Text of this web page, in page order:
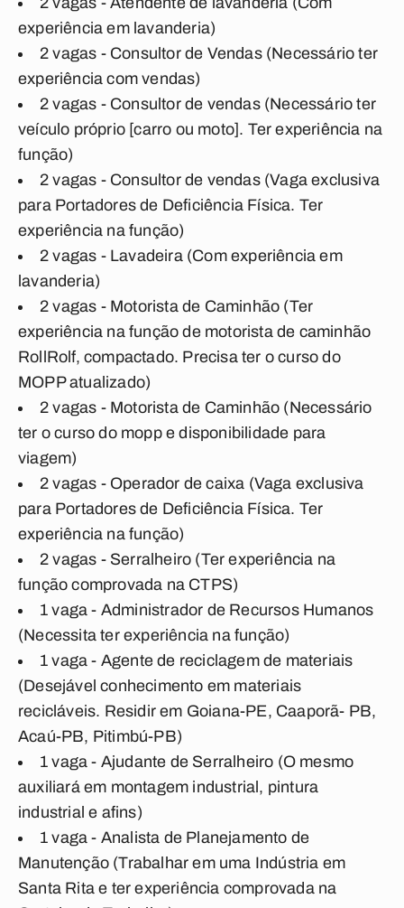
experiência em lavanderia)
2 vagas - Consultor de Vendas (Necessário ter
experiência com vendas)
2 vagas - Consultor de vendas (Necessário ter
veículo próprio [carro ou moto]. Ter experiência na
função)
2 vagas - Consultor de vendas (Vaga exclusiva
para Portadores de Deficiência Física. Ter
experiência na função)
2 vagas - Lavadeira (Com experiência em
lavanderia)
2 vagas - Motorista de Caminhão (Ter
experiência na função de motorista de caminhão
RollRolf, compactado. Precisa ter o curso do
MOPP atualizado)
2 vagas - Motorista de Caminhão (Necessário
ter o curso do mopp e disponibilidade para
viagem)
2 vagas - Operador de caixa (Vaga exclusiva
para Portadores de Deficiência Física. Ter
experiência na função)
2 vagas - Serralheiro (Ter experiência na
função comprovada na CTPS)
1 vaga - Administrador de Recursos Humanos
(Necessita ter experiência na função)
1 vaga - Agente de reciclagem de materiais
(Desejável conhecimento em materiais
recicláveis. Residir em Goiana-PE, Caaporã- PB,
Acaú-PB, Pitimbú-PB)
1 vaga - Ajudante de Serralheiro (O mesmo
auxiliará em montagem industrial, pintura
industrial e afins)
1 vaga - Analista de Planejamento de
Manutenção (Trabalhar em uma Indústria em
Santa Rita e ter experiência comprovada na